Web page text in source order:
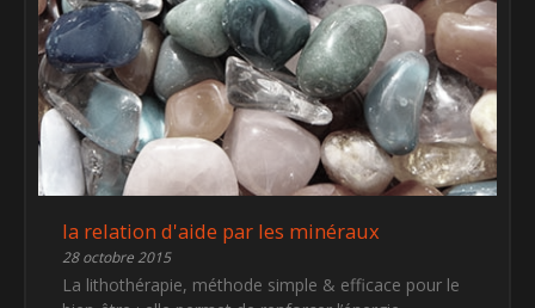
la relation d'aide par les minéraux
28 octobre 2015
La lithothérapie, méthode simple & efficace pour le